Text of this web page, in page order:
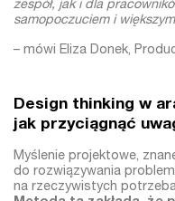
zespół, jak i dla
samopoczuciem i
– mówi Eliza Donek,
Design thinking w
jak przyciągnąć
Myślenie projektowe,
do rozwiązywania
na rzeczywistych